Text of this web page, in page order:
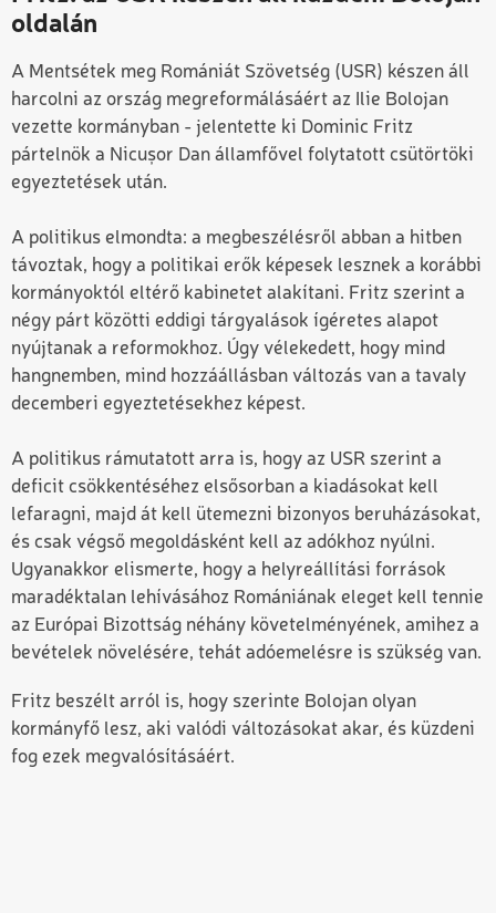
oldalán
A Mentsétek meg Romániát Szövetség (USR) készen áll
harcolni az ország megreformálásáért az Ilie Bolojan
vezette kormányban - jelentette ki Dominic Fritz
pártelnök a Nicușor Dan államfővel folytatott csütörtöki
egyeztetések után.
A politikus elmondta: a megbeszélésről abban a hitben
távoztak, hogy a politikai erők képesek lesznek a korábbi
kormányoktól eltérő kabinetet alakítani. Fritz szerint a
négy párt közötti eddigi tárgyalások ígéretes alapot
nyújtanak a reformokhoz. Úgy vélekedett, hogy mind
hangnemben, mind hozzáállásban változás van a tavaly
decemberi egyeztetésekhez képest.
A politikus rámutatott arra is, hogy az USR szerint a
deficit csökkentéséhez elsősorban a kiadásokat kell
lefaragni, majd át kell ütemezni bizonyos beruházásokat,
és csak végső megoldásként kell az adókhoz nyúlni.
Ugyanakkor elismerte, hogy a helyreállítási források
maradéktalan lehívásához Romániának eleget kell tennie
az Európai Bizottság néhány követelményének, amihez a
bevételek növelésére, tehát adóemelésre is szükség van.
Fritz beszélt arról is, hogy szerinte Bolojan olyan
kormányfő lesz, aki valódi változásokat akar, és küzdeni
fog ezek megvalósításáért.